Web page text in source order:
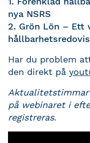
nya NSRS
2. Grön Lön – Ett
Har du problem
den direkt på
på webinaret i
registreras.